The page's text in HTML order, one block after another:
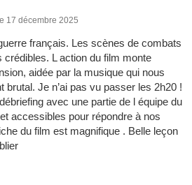
17 décembre 2025
français. Les scènes de combats
L action du film monte
aidée par la musique qui nous
brutal. Je n’ai pas vu passer les 2h20 !
avec une partie de l équipe du
accessibles pour répondre à nos
du film est magnifique . Belle leçon